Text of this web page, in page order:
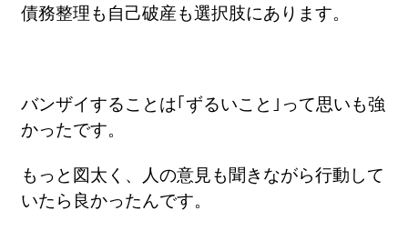
債務整理も自己破産も選択肢にあります。
バンザイすることは｢ずるいこと｣って思いも強
かったです。
もっと図太く、人の意見も聞きながら行動して
いたら良かったんです。